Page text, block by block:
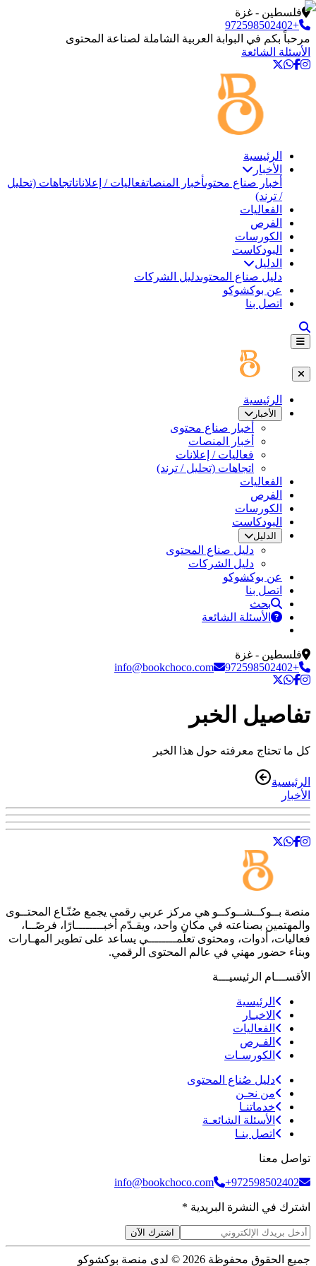
فلسطين - غزة
+972598502402
مرحباً بكم في البوابة العربية الشاملة لصناعة المحتوى
الأسئلة الشائعة
الرئيسية
الأخبار
أخبار صناع محتوىأخبار المنصاتفعاليات / إعلاناتاتجاهات (تحليل
/ ترند)
الفعاليات
الفرص
الكورسات
البودكاست
الدليل
دليل صناع المحتوىدليل الشركات
عن بوكشوكو
اتصل بنا
الرئيسية
الأخبار
أخبار صناع محتوى
أخبار المنصات
فعاليات / إعلانات
اتجاهات (تحليل / ترند)
الفعاليات
الفرص
الكورسات
البودكاست
الدليل
دليل صناع المحتوى
دليل الشركات
عن بوكشوكو
اتصل بنا
بحث
الأسئلة الشائعة
فلسطين - غزة
+972598502402
info@bookchoco.com
تفاصيل الخبر
كل ما تحتاج معرفته حول هذا الخبر
الرئيسية
الأخبار
منصة بــوكــشــوكــو هي مركز عربي رقمي يجمع صُنّـاع المحتــوى
والمهتمين بصناعته في مكان واحد، ويقـدّم أخبــــــــارًا، فرصًــا،
فعاليات، أدوات، ومحتوى تعلّمــــــــي يساعد على تطوير المهـارات
وبناء حضور مهني في عالم المحتوى الرقمي.
الأقســـام الرئيسيـــة
الرئيسية
الاخبـار
الفعاليات
الفـرص
الكورسـات
دليل صُناع المحتوى
من نحـن
خدماتنـا
الأسئلة الشائعـة
اتصل بنـا
تواصل معنا
info@bookchoco.com
+972598502402
اشترك في النشرة البريدية *
اشترك الآن
جميع الحقوق محفوظة 2026 © لدى منصة بوكشوكو